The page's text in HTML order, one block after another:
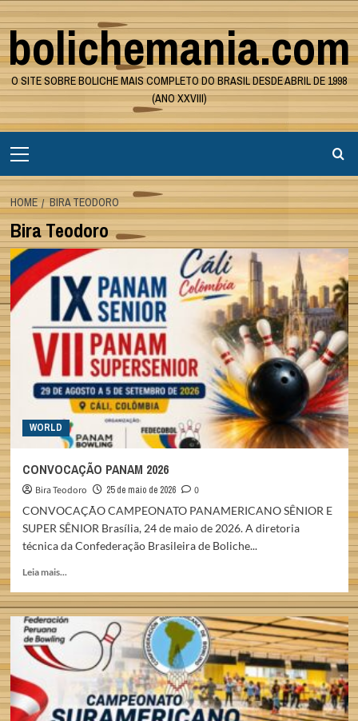
Skip
to
content
bolichemania.com
O SITE SOBRE BOLICHE MAIS COMPLETO DO BRASIL DESDE ABRIL DE 1998
(ANO XXVIII)
Menu
HOME BIRA TEODORO
Bira Teodoro
WORLD
CONVOCAÇÃO PANAM 2026
Bira Teodoro 25 de maio de 2026
0
CONVOCAÇÃO CAMPEONATO PANAMERICANO SÊNIOR E
SUPER SÊNIOR Brasília, 24 de maio de 2026. A diretoria
técnica da Confederação Brasileira de Boliche...
Leia mais...
about
CONVOCAÇÃO
PANAM
2026